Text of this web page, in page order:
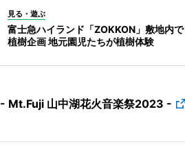
見る・遊ぶ
富士急ハイランド「ZOKKON」敷地内で
植樹企画 地元園児たちが植樹体験
Mt.Fuji 山中湖花火音楽祭2023 -